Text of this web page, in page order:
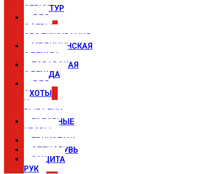
СТРУКТУР
ДЛЯ
СФЕРЫ
ОБСЛУЖИВАНИЯ
МЕДИЦИНСКАЯ
ОДЕЖДА
ПОВАРСКАЯ
ОДЕЖДА
ДЛЯ
ОХОТЫ
И
РЫБАЛКИ
ГОЛОВНЫЕ
УБОРЫ
ТРИКОТАЖ
СПЕЦОБУВЬ
ЗАЩИТА
РУК